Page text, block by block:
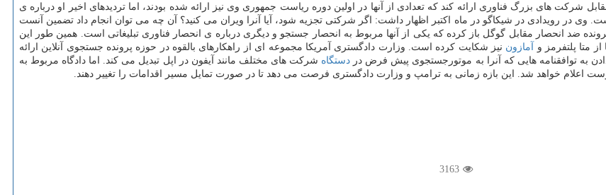
شرکت های بزرگ فناوری ارائه کند که تعدادی از آنها در اولین دوره ریاست جمهوری وی نیز ارائه شده بودند، اما تردیدهای اخیر او درباره ی
وی در رویدادی در شیکاگو در ماه اکتبر اظهار داشت: اگر شرکتی تجزیه شود، آیا آنرا ویران می کنید؟ آن چه می توان انجام داد تضمین آنست
تجزیه شرکت همه چیز عادلانه باشد. وزارت دادگستری آمریکا اکنون ۲ پرونده ضد انحصار مقابل گوگل باز کرده که یکی از آنها مربوط به انحصار جستجو و دیگری درباره ی انحصار فناوری تبلیغاتی است. همین طور این
متا پلتفرمز و آمازون نیز شکایت کرده است. وزارت دادگستری آمریکا مجموعه ای از راهکارهای بالقوه در حوزه پرونده جستجوی آنلاین ارائه
به توافقنامه هایی که آنرا به موتورجستجوی پیش فرض در دستگاه شرکت های مختلف مانند آیفون در اپل تبدیل می کند. اما دادگاه مربوط به
3163